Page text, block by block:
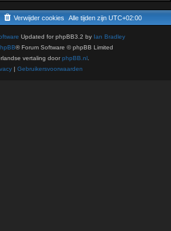
Alle tijden zijn UTC+02:00
Verwijder cookies
Updated for phpBB3.2 by Ian Bradley
® Forum Software © phpBB Limited
vertaling doorphpBB.nl
| Gebruikersvoorwaarden